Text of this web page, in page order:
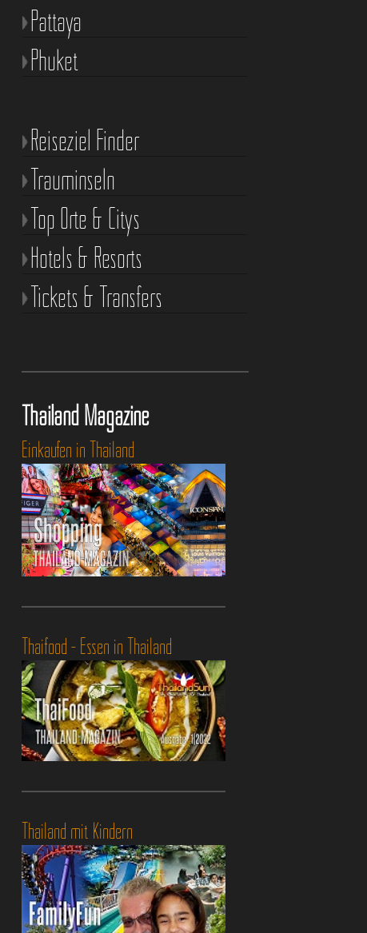
Pattaya
Phuket
Reiseziel Finder
Trauminseln
Top Orte & Citys
Hotels & Resorts
Tickets & Transfers
Thailand Magazine
Einkaufen in Thailand
Thaifood - Essen in Thailand
Thailand mit Kindern